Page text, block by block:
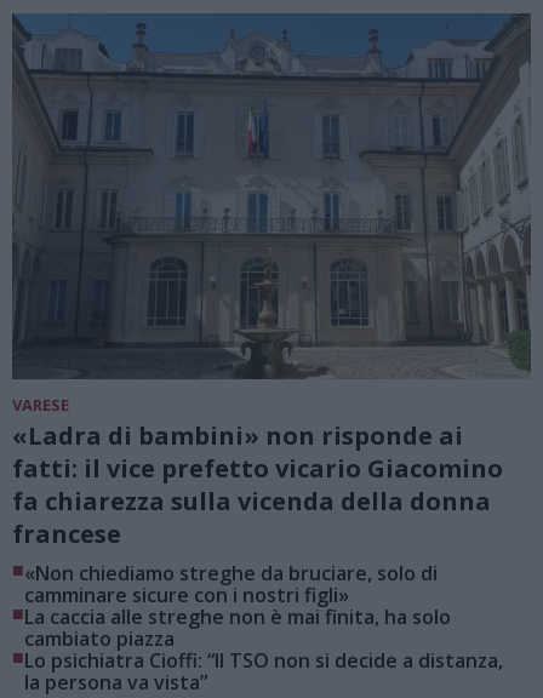
VARESE
«Ladra di bambini» non risponde ai
fatti: il vice prefetto vicario Giacomino
fa chiarezza sulla vicenda della donna
francese
■«Non chiediamo streghe da bruciare, solo di
camminare sicure con i nostri figli»
■La caccia alle streghe non è mai finita, ha solo
cambiato piazza
■Lo psichiatra Cioffi: “Il TSO non si decide a distanza,
la persona va vista”